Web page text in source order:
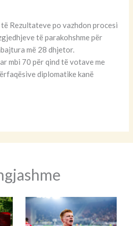
Rezultateve po vazhdon procesi
të parakohshme për
më 28 dhjetor.
mbi 70 për qind të votave me
diplomatike kanë